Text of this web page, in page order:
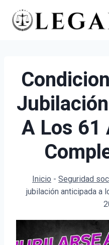
Saltar
A Los 61
Inicio - Seguridad
jubilación anticipada a